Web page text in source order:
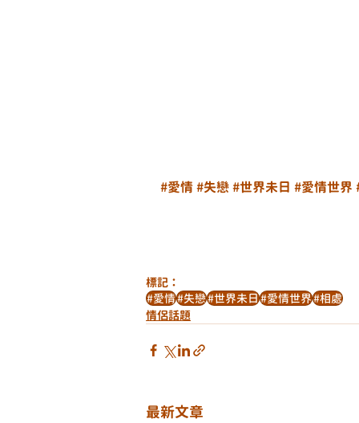
#愛情#失戀#世界未日 #愛情世界
標記：
#愛情#失戀#世界未日#愛情世界#相處
情侶話題
最新文章